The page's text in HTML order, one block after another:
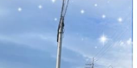
支援